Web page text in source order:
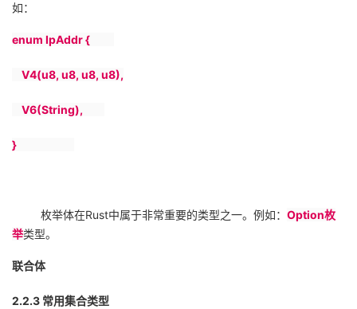
如：
enum IpAddr {
V4(u8, u8, u8, u8),
V6(String),
}
枚举体在Rust中属于非常重要的类型之一。例如： Option枚
举类型。
联合体
2.2.3 常用集合类型